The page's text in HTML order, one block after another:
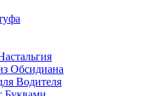
Обсидиана
Водителя